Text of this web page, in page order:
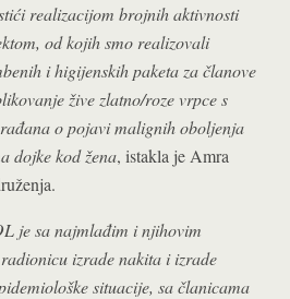
realizacijom brojnih aktivnosti
od kojih smo realizovali
i higijenskih paketa za članove
žive zlatno/roze vrpce s
o pojavi malignih oboljenja
dojke kod žena, istakla je Amra
je sa najmlađim i njihovim
izrade nakita i izrade
situacije, sa članicama